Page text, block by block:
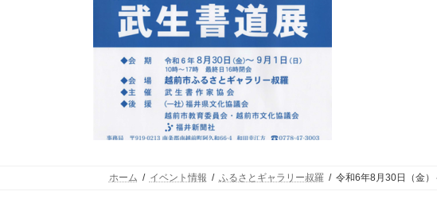
ホーム イベント情報 ふるさとギャラリー叔羅 令和6年8月30日（金